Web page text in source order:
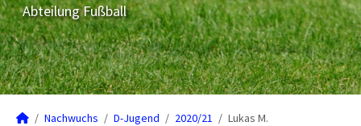
Abteilung Fußball
Nachwuchs D-Jugend 2020/21 Lukas M.